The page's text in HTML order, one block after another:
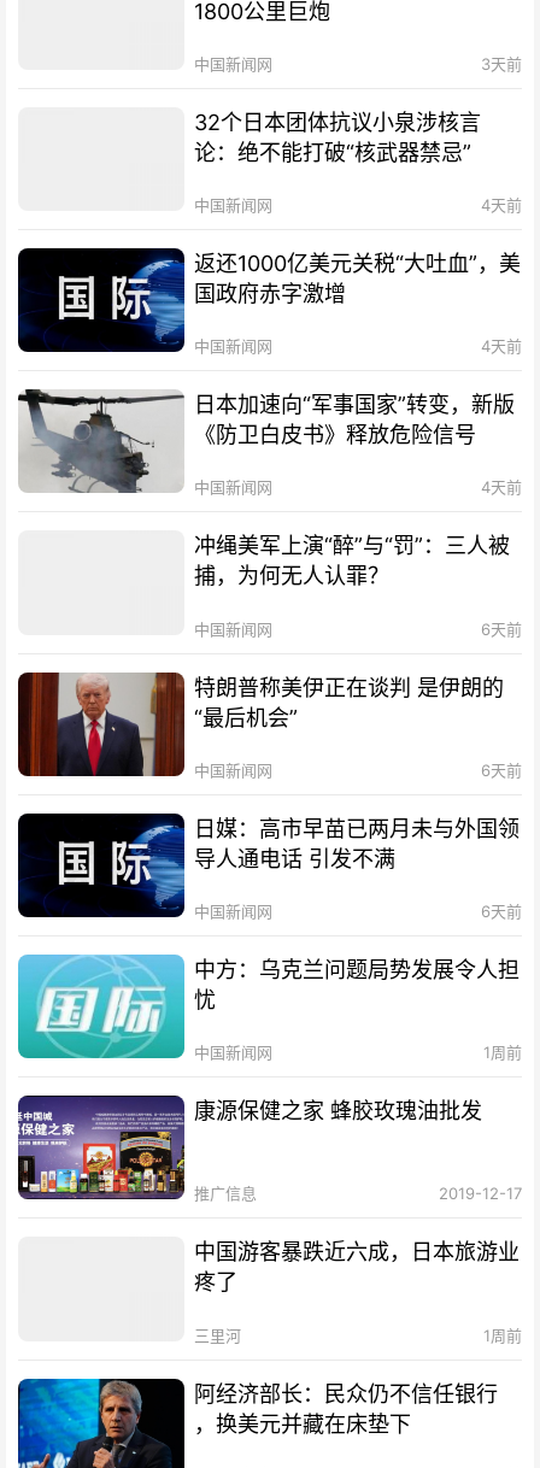
1800公里巨炮
中国新闻网 3天前
32个日本团体抗议小泉涉核言
论：绝不能打破“核武器禁忌”
中国新闻网 4天前
返还1000亿美元关税“大吐血”，美
国政府赤字激增
中国新闻网 4天前
日本加速向“军事国家”转变，新版
《防卫白皮书》释放危险信号
中国新闻网 4天前
冲绳美军上演“醉”与“罚”：三人被
捕，为何无人认罪？
中国新闻网 6天前
特朗普称美伊正在谈判 是伊朗的
“最后机会”
中国新闻网 6天前
日媒：高市早苗已两月未与外国领
导人通电话 引发不满
中国新闻网 6天前
中方：乌克兰问题局势发展令人担
忧
中国新闻网 1周前
康源保健之家 蜂胶玫瑰油批发
推广信息 2019-12-17
中国游客暴跌近六成，日本旅游业
疼了
三里河 1周前
阿经济部长：民众仍不信任银行
，换美元并藏在床垫下